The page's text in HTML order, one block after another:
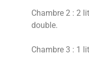
Chambre 2 : 2
double.
Chambre 3 : 1